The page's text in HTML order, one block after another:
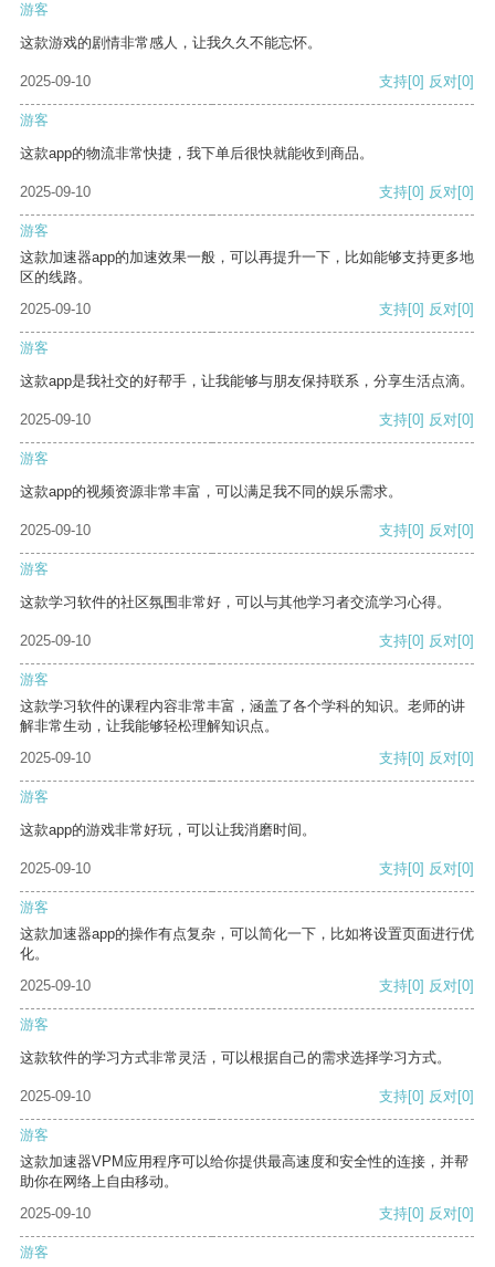
游客
这款游戏的剧情非常感人，让我久久不能忘怀。
2025-09-10 支持[0] 反对[0]
游客
这款app的物流非常快捷，我下单后很快就能收到商品。
2025-09-10 支持[0] 反对[0]
游客
这款加速器app的加速效果一般，可以再提升一下，比如能够支持更多地
区的线路。
2025-09-10
支持[0] 反对[0]
游客
这款app是我社交的好帮手，让我能够与朋友保持联系，分享生活点滴。
2025-09-10 支持[0] 反对[0]
游客
这款app的视频资源非常丰富，可以满足我不同的娱乐需求。
2025-09-10 支持[0] 反对[0]
游客
这款学习软件的社区氛围非常好，可以与其他学习者交流学习心得。
2025-09-10 支持[0] 反对[0]
游客
这款学习软件的课程内容非常丰富，涵盖了各个学科的知识。老师的讲
解非常生动，让我能够轻松理解知识点。
2025-09-10
支持[0] 反对[0]
游客
这款app的游戏非常好玩，可以让我消磨时间。
2025-09-10 支持[0] 反对[0]
游客
这款加速器app的操作有点复杂，可以简化一下，比如将设置页面进行优
化。
2025-09-10
支持[0] 反对[0]
游客
这款软件的学习方式非常灵活，可以根据自己的需求选择学习方式。
2025-09-10 支持[0] 反对[0]
游客
这款加速器VPM应用程序可以给你提供最高速度和安全性的连接，并帮
助你在网络上自由移动。
2025-09-10
支持[0] 反对[0]
游客